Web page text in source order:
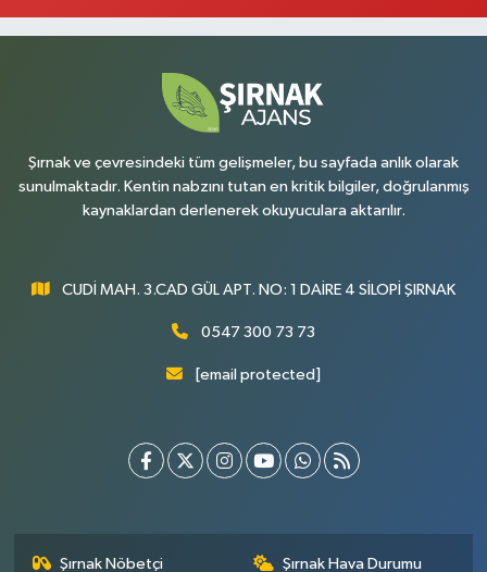
Şırnak ve çevresindeki tüm gelişmeler, bu sayfada anlık olarak
sunulmaktadır. Kentin nabzını tutan en kritik bilgiler, doğrulanmış
kaynaklardan derlenerek okuyuculara aktarılır.
CUDİ MAH. 3.CAD GÜL APT. NO: 1 DAİRE 4 SİLOPİ ŞIRNAK
0547 300 73 73
[email protected]
Şırnak Nöbetçi Şırnak Hava Durumu